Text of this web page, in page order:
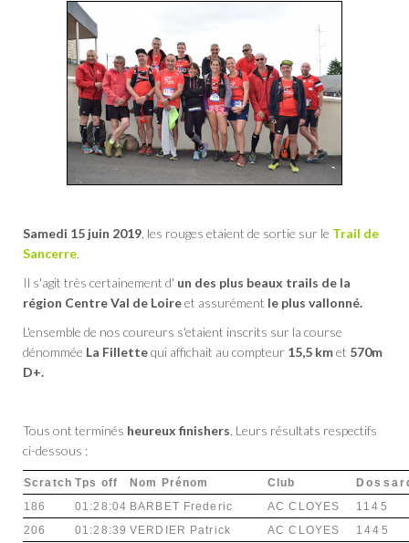
Samedi 15 juin 2019 , les rouges etaient de sortie sur le Trail de
Sancerre.
Il s'agit très certainement d' un des plus beaux trails de la
région Centre Val de Loireet assurément le plus vallonné.
L'ensemble de nos coureurs s'etaient inscrits sur la course
dénommée La Fillettequi affichait au compteur 15,5 kmet 570m
D+.
Tous ont terminés heureux finishers. Leurs résultats respectifs
ci-dessous :
Scratch Tps off Nom Prénom Club
186
01:28:04 BARBET Frederic AC CLOYES
1145
206
01:28:39 VERDIER Patrick AC CLOYES
1445